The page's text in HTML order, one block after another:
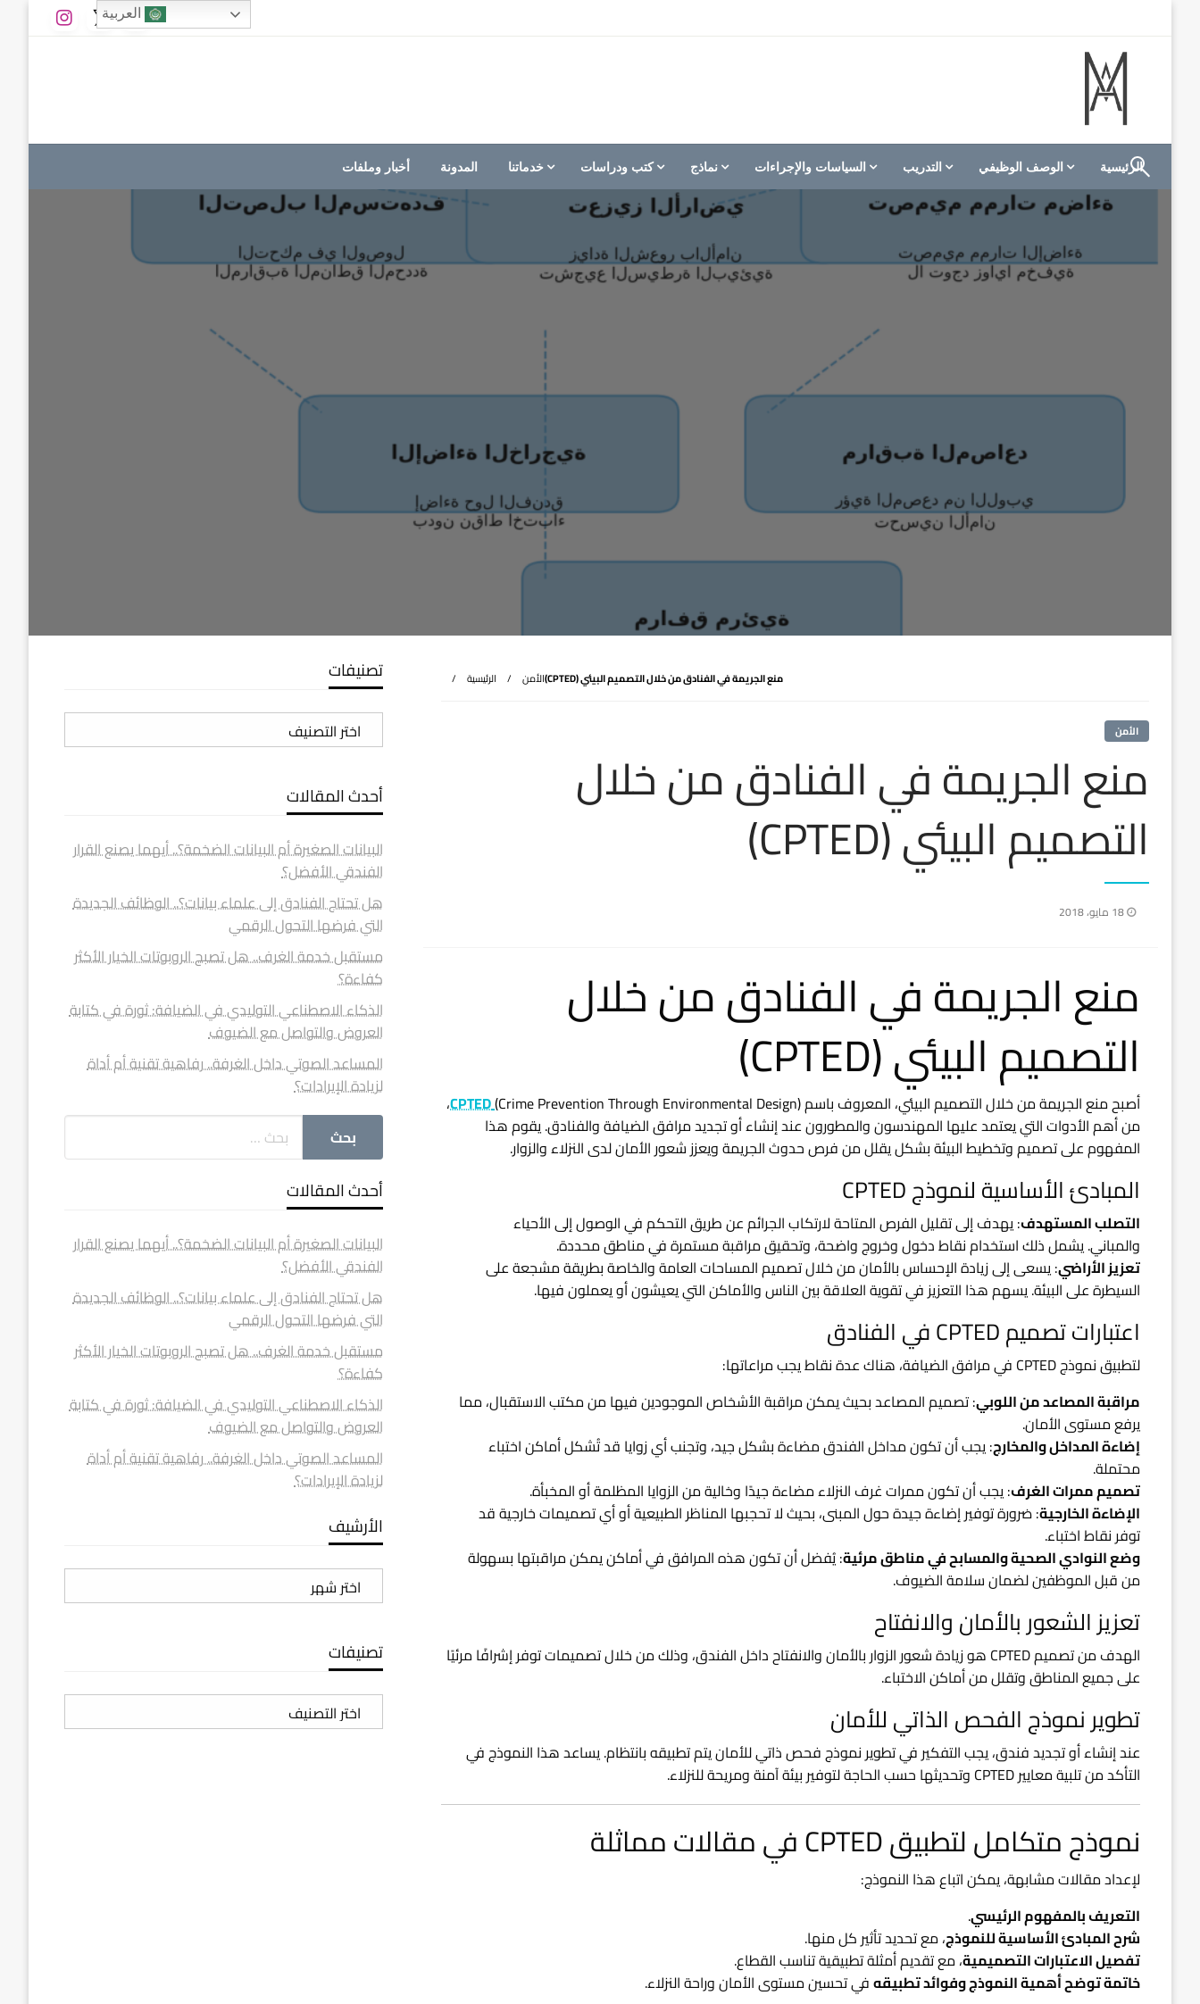
M A hotels | إم ايه هوتيلز
الموقع الأول للعاملين في الفنادق في العالم العربي
الرئيسية الوصف الوظيفي التدريب السياسات والإجراءات نماذج كتب ودراسات خدماتنا المدونة أخبار وملفات
الرئيسية الأمن منع الجريمة في الفنادق من خلال التصميم البيئي (CPTED)
الأمن
منع الجريمة في الفنادق من خلال
التصميم البيئي (CPTED)
نُشر
18 مايو، 2018
منع الجريمة في الفنادق من خلال
التصميم البيئي (CPTED)
أصبح منع الجريمة من خلال التصميم البيئي، المعروف باسم CPTED(Crime Prevention Through Environmental Design)،
من أهم الأدوات التي يعتمد عليها المهندسون والمطورون عند إنشاء أو تجديد مرافق الضيافة والفنادق. يقوم هذا
المفهوم على تصميم وتخطيط البيئة بشكل يقلل من فرص حدوث الجريمة ويعزز شعور الأمان لدى النزلاء والزوار.
المبادئ الأساسية لنموذج CPTED
التصلب المستهدف: يهدف إلى تقليل الفرص المتاحة لارتكاب الجرائم عن طريق التحكم في الوصول إلى الأحياء
والمباني. يشمل ذلك استخدام نقاط دخول وخروج واضحة، وتحقيق مراقبة مستمرة في مناطق محددة.
تعزيز الأراضي: يسعى إلى زيادة الإحساس بالأمان من خلال تصميم المساحات العامة والخاصة بطريقة مشجعة على
السيطرة على البيئة. يسهم هذا التعزيز في تقوية العلاقة بين الناس والأماكن التي يعيشون أو يعملون فيها.
اعتبارات تصميم CPTED في الفنادق
لتطبيق نموذج CPTED في مرافق الضيافة، هناك عدة نقاط يجب مراعاتها:
مراقبة المصاعد من اللوبي: تصميم المصاعد بحيث يمكن مراقبة الأشخاص الموجودين فيها من مكتب الاستقبال، مما
يرفع مستوى الأمان.
إضاءة المداخل والمخارج: يجب أن تكون مداخل الفندق مضاءة بشكل جيد، وتجنب أي زوايا قد تُشكل أماكن اختباء
محتملة.
تصميم ممرات الغرف: يجب أن تكون ممرات غرف النزلاء مضاءة جيدًا وخالية من الزوايا المظلمة أو المخبأة.
الإضاءة الخارجية: ضرورة توفير إضاءة جيدة حول المبنى، بحيث لا تحجبها المناظر الطبيعية أو أي تصميمات خارجية قد
توفر نقاط اختباء.
وضع النوادي الصحية والمسابح في مناطق مرئية: يُفضل أن تكون هذه المرافق في أماكن يمكن مراقبتها بسهولة
من قبل الموظفين لضمان سلامة الضيوف.
تعزيز الشعور بالأمان والانفتاح
الهدف من تصميم CPTED هو زيادة شعور الزوار بالأمان والانفتاح داخل الفندق، وذلك من خلال تصميمات توفر إشرافًا مرئيًا
على جميع المناطق وتقلل من أماكن الاختباء.
تطوير نموذج الفحص الذاتي للأمان
عند إنشاء أو تجديد فندق، يجب التفكير في تطوير نموذج فحص ذاتي للأمان يتم تطبيقه بانتظام. يساعد هذا النموذج في
التأكد من تلبية معايير CPTED وتحديثها حسب الحاجة لتوفير بيئة آمنة ومريحة للنزلاء.
نموذج متكامل لتطبيق CPTED في مقالات مماثلة
لإعداد مقالات مشابهة، يمكن اتباع هذا النموذج:
التعريف بالمفهوم الرئيسي.
شرح المبادئ الأساسية للنموذج، مع تحديد تأثير كل منها.
تفصيل الاعتبارات التصميمية، مع تقديم أمثلة تطبيقية تناسب القطاع.
خاتمة توضح أهمية النموذج وفوائد تطبيقهفي تحسين مستوى الأمان وراحة النزلاء.
تصنيفات
تصنيفات
أحدث المقالات
البيانات الصغيرة أم البيانات الضخمة؟.. أيهما يصنع القرار
الفندقي الأفضل؟
هل تحتاج الفنادق إلى علماء بيانات؟.. الوظائف الجديدة
التي فرضها التحول الرقمي
مستقبل خدمة الغرف.. هل تصبح الروبوتات الخيار الأكثر
كفاءة؟
الذكاء الاصطناعي التوليدي في الضيافة: ثورة في كتابة
العروض والتواصل مع الضيوف
المساعد الصوتي داخل الغرفة.. رفاهية تقنية أم أداة
لزيادة الإيرادات؟
أحدث المقالات
البيانات الصغيرة أم البيانات الضخمة؟.. أيهما يصنع القرار
الفندقي الأفضل؟
هل تحتاج الفنادق إلى علماء بيانات؟.. الوظائف الجديدة
التي فرضها التحول الرقمي
مستقبل خدمة الغرف.. هل تصبح الروبوتات الخيار الأكثر
كفاءة؟
الذكاء الاصطناعي التوليدي في الضيافة: ثورة في كتابة
العروض والتواصل مع الضيوف
المساعد الصوتي داخل الغرفة.. رفاهية تقنية أم أداة
لزيادة الإيرادات؟
الأرشيف
الأرشيف
تصنيفات
تصنيفات
العربية